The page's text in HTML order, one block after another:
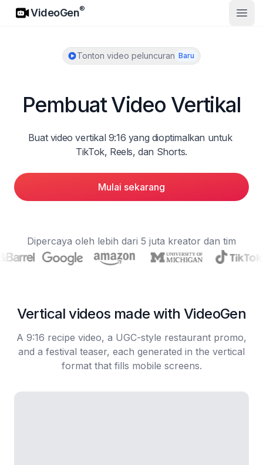
VideoGen
VideoGen®
Buka
Tonton video peluncuran Baru
Pembuat Video Vertikal
Buat video vertikal 9:16 yang dioptimalkan untuk
TikTok, Reels, dan Shorts.
Mulai sekarang
Dipercaya oleh lebih dari 5 juta kreator dan tim
Vertical videos made with VideoGen
A 9:16 recipe video, a UGC-style restaurant promo,
and a festival teaser, each generated in the vertical
format that fills mobile screens.